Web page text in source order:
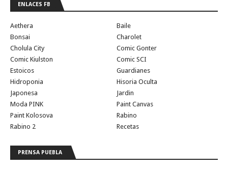
ENLACES FB
Aethera
Baile
Bonsai
Charolet
Cholula City
Comic Gonter
Comic Kiulston
Comic SCI
Estoicos
Guardianes
Hidroponia
Hisoria Oculta
Japonesa
Jardin
Moda PINK
Paint Canvas
Paint Kolosova
Rabino
Rabino 2
Recetas
PRENSA PUEBLA